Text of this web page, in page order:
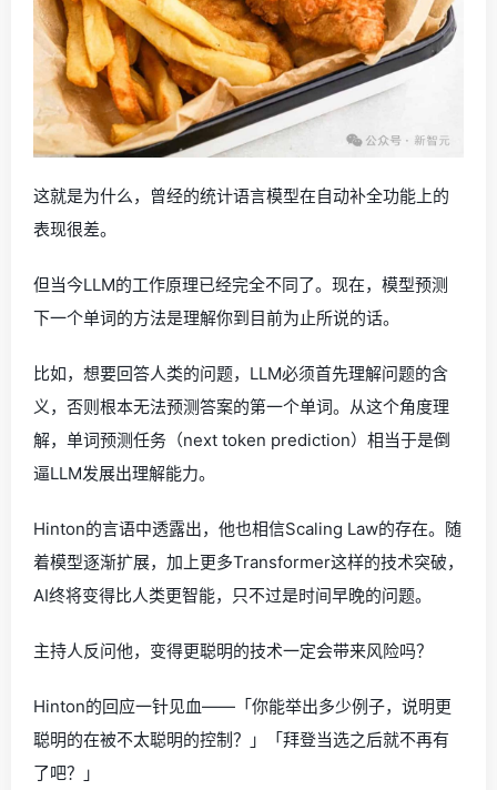
这就是为什么，曾经的统计语言模型在自动补全功能上的
表现很差。
但当今LLM的工作原理已经完全不同了。现在，模型预测
下一个单词的方法是理解你到目前为止所说的话。
比如，想要回答人类的问题，LLM必须首先理解问题的含
义，否则根本无法预测答案的第一个单词。从这个角度理
解，单词预测任务（next token prediction）相当于是倒
逼LLM发展出理解能力。
Hinton的言语中透露出，他也相信Scaling Law的存在。随
着模型逐渐扩展，加上更多Transformer这样的技术突破，
AI终将变得比人类更智能，只不过是时间早晚的问题。
主持人反问他，变得更聪明的技术一定会带来风险吗？
Hinton的回应一针见血——「你能举出多少例子，说明更
聪明的在被不太聪明的控制？」「拜登当选之后就不再有
了吧？」